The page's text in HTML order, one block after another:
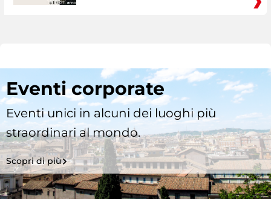
Eventi corporate
Eventi unici in alcuni dei luoghi più
straordinari al mondo.
Scopri di più